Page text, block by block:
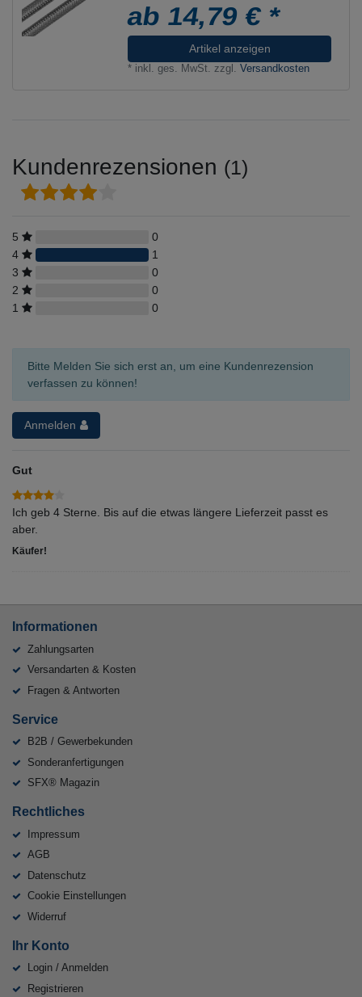
ab 14,79 € *
Artikel anzeigen
* inkl. ges. MwSt. zzgl.Versandkosten
Kundenrezensionen (1)
5
0
4
1
3
0
2
0
1
0
Bitte Melden Sie sich erst an, um eine Kundenrezension
verfassen zu können!
Anmelden
Gut
Ich geb 4 Sterne. Bis auf die etwas längere Lieferzeit passt es
aber.
Käufer!
Informationen
Zahlungsarten
Versandarten & Kosten
Fragen & Antworten
Service
B2B / Gewerbekunden
Sonderanfertigungen
SFX® Magazin
Rechtliches
Impressum
AGB
Datenschutz
Cookie Einstellungen
Widerruf
Ihr Konto
Login / Anmelden
Registrieren